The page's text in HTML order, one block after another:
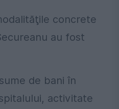
concrete
au fost
de bani în
activitate